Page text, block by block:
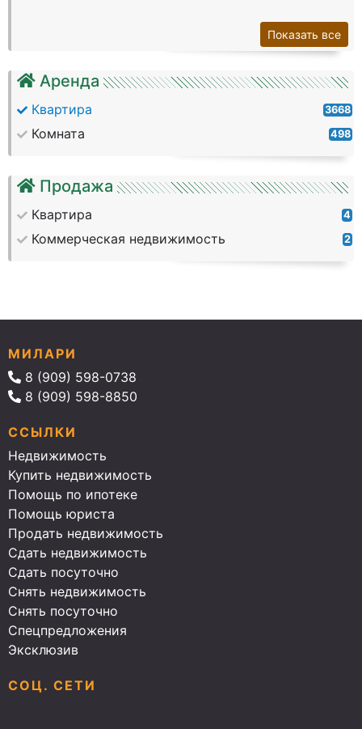
Аренда
Квартира 3668
Комната 498
Продажа
Квартира 4
Коммерческая недвижимость 2
Показать все
МИЛАРИ
8 (909) 598-0738
8 (909) 598-8850
ССЫЛКИ
Недвижимость
Купить недвижимость
Помощь по ипотеке
Помощь юриста
Продать недвижимость
Сдать недвижимость
Сдать посуточно
Снять недвижимость
Снять посуточно
Спецпредложения
Эксклюзив
СОЦ. СЕТИ